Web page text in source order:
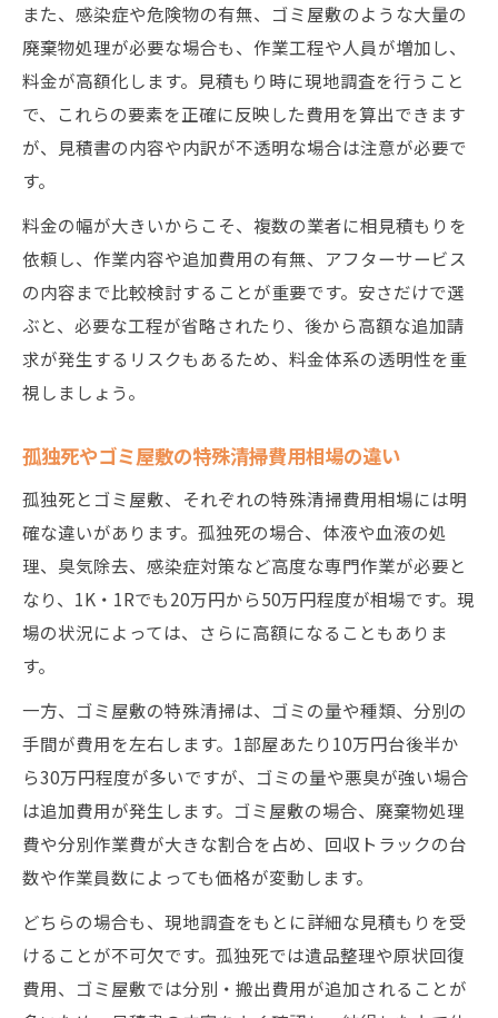
また、感染症や危険物の有無、ゴミ屋敷のような大量の
廃棄物処理が必要な場合も、作業工程や人員が増加し、
料金が高額化します。見積もり時に現地調査を行うこと
で、これらの要素を正確に反映した費用を算出できます
が、見積書の内容や内訳が不透明な場合は注意が必要で
す。
料金の幅が大きいからこそ、複数の業者に相見積もりを
依頼し、作業内容や追加費用の有無、アフターサービス
の内容まで比較検討することが重要です。安さだけで選
ぶと、必要な工程が省略されたり、後から高額な追加請
求が発生するリスクもあるため、料金体系の透明性を重
視しましょう。
孤独死やゴミ屋敷の特殊清掃費用相場の違い
孤独死とゴミ屋敷、それぞれの特殊清掃費用相場には明
確な違いがあります。孤独死の場合、体液や血液の処
理、臭気除去、感染症対策など高度な専門作業が必要と
なり、1K・1Rでも20万円から50万円程度が相場です。現
場の状況によっては、さらに高額になることもありま
す。
一方、ゴミ屋敷の特殊清掃は、ゴミの量や種類、分別の
手間が費用を左右します。1部屋あたり10万円台後半か
ら30万円程度が多いですが、ゴミの量や悪臭が強い場合
は追加費用が発生します。ゴミ屋敷の場合、廃棄物処理
費や分別作業費が大きな割合を占め、回収トラックの台
数や作業員数によっても価格が変動します。
どちらの場合も、現地調査をもとに詳細な見積もりを受
けることが不可欠です。孤独死では遺品整理や原状回復
費用、ゴミ屋敷では分別・搬出費用が追加されることが